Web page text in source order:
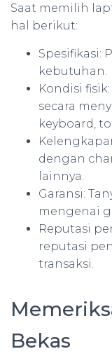
Saat memilih
hal berikut:
Spesifikasi:
kebutuhan.
Kondisi
secara
keyboard,
dengan
lainnya.
Garansi:
mengenai
Reputasi
reputasi
transaksi.
Bekas